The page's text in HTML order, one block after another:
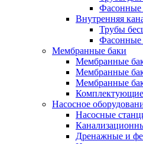
Фасонные
Внутренняя
Трубы
Фасонные
Мембранные баки
Мембранные
Мембранные
Мембранные
Насосное
Насосные
Дренажные и